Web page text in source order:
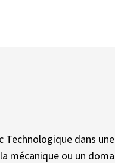
Technologique dans
mécanique ou un